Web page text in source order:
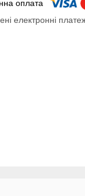
електронні